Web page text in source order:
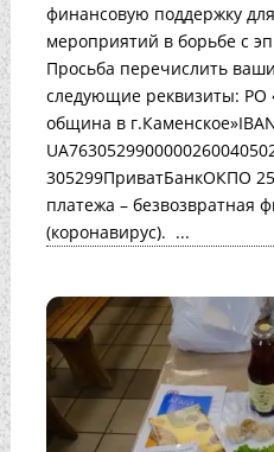
финансовую поддержку
мероприятий в борьбе с
Просьба перечислить
следующие реквизиты: РО
община в
305299ПриватБанкОКПО
платежа – безвозвратная
(коронавирус). ...